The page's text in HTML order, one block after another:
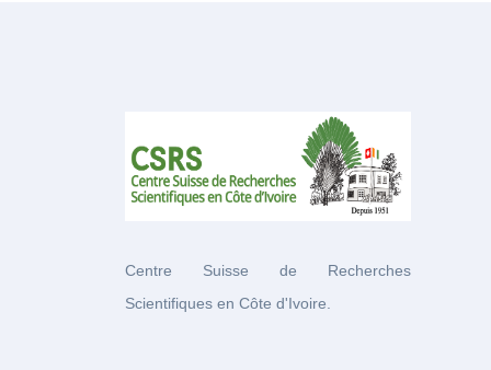
Centre Suisse de Recherches
Scientifiques en Côte d'Ivoire.